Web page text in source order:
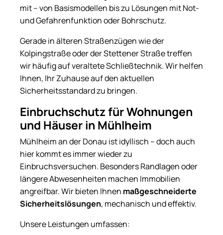
mit – von Basismodellen bis zu Lösungen mit Not-
und Gefahrenfunktion oder Bohrschutz.
Gerade in älteren Straßenzügen wie der
Kolpingstraße oder der Stettener Straße treffen
wir häufig auf veraltete Schließtechnik. Wir helfen
Ihnen, Ihr Zuhause auf den aktuellen
Sicherheitsstandard zu bringen.
Einbruchschutz für Wohnungen
und Häuser in Mühlheim
Mühlheim an der Donau ist idyllisch – doch auch
hier kommt es immer wieder zu
Einbruchsversuchen. Besonders Randlagen oder
längere Abwesenheiten machen Immobilien
angreifbar. Wir bieten Ihnen maßgeschneiderte
Sicherheitslösungen, mechanisch und effektiv.
Unsere Leistungen umfassen: